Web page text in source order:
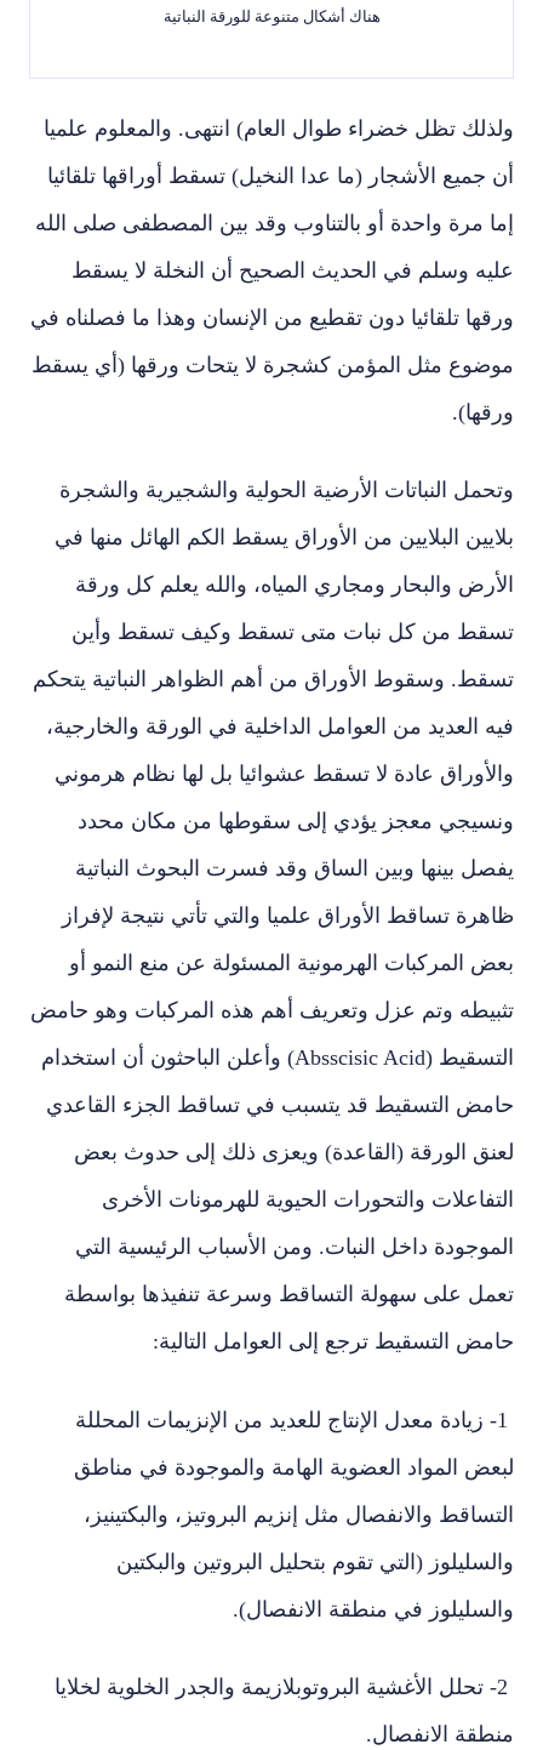
هناك أشكال متنوعة للورقة النباتية
ولذلك تظل خضراء طوال العام) انتهى. والمعلوم علميا
أن جميع الأشجار (ما عدا النخيل) تسقط أوراقها تلقائيا
إما مرة واحدة أو بالتناوب وقد بين المصطفى صلى الله
عليه وسلم في الحديث الصحيح أن النخلة لا يسقط
ورقها تلقائيا دون تقطيع من الإنسان وهذا ما فصلناه في
موضوع مثل المؤمن كشجرة لا يتحات ورقها (أي يسقط
ورقها).
وتحمل النباتات الأرضية الحولية والشجيرية والشجرة
بلايين البلايين من الأوراق يسقط الكم الهائل منها في
الأرض والبحار ومجاري المياه، والله يعلم كل ورقة
تسقط من كل نبات متى تسقط وكيف تسقط وأين
تسقط. وسقوط الأوراق من أهم الظواهر النباتية يتحكم
فيه العديد من العوامل الداخلية في الورقة والخارجية،
والأوراق عادة لا تسقط عشوائيا بل لها نظام هرموني
ونسيجي معجز يؤدي إلى سقوطها من مكان محدد
يفصل بينها وبين الساق وقد فسرت البحوث النباتية
ظاهرة تساقط الأوراق علميا والتي تأتي نتيجة لإفراز
بعض المركبات الهرمونية المسئولة عن منع النمو أو
تثبيطه وتم عزل وتعريف أهم هذه المركبات وهو حامض
التسقيط (Absscisic Acid) وأعلن الباحثون أن استخدام
حامض التسقيط قد يتسبب في تساقط الجزء القاعدي
لعنق الورقة (القاعدة) ويعزى ذلك إلى حدوث بعض
التفاعلات والتحورات الحيوية للهرمونات الأخرى
الموجودة داخل النبات. ومن الأسباب الرئيسية التي
تعمل على سهولة التساقط وسرعة تنفيذها بواسطة
حامض التسقيط ترجع إلى العوامل التالية:
1- زيادة معدل الإنتاج للعديد من الإنزيمات المحللة
لبعض المواد العضوية الهامة والموجودة في مناطق
التساقط والانفصال مثل إنزيم البروتيز، والبكتينيز،
والسليلوز (التي تقوم بتحليل البروتين والبكتين
والسليلوز في منطقة الانفصال).
2- تحلل الأغشية البروتوبلازيمة والجدر الخلوية لخلايا
منطقة الانفصال.